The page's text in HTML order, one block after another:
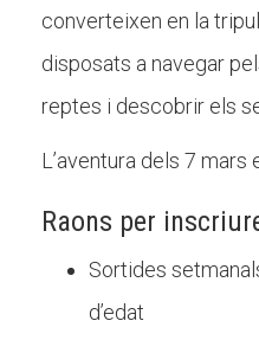
converteixen en la
disposats a navegar
reptes i descobrir els
L’aventura dels 7
Raons per
Sortides
d’edat
Fes voluntariat
Fes un donatiu
Treballa amb nosaltres